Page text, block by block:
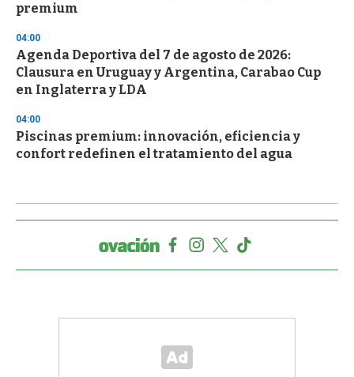
premium
04:00
Agenda Deportiva del 7 de agosto de 2026:
Clausura en Uruguay y Argentina, Carabao Cup
en Inglaterra y LDA
04:00
Piscinas premium: innovación, eficiencia y
confort redefinen el tratamiento del agua